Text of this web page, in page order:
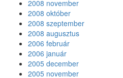
2008 november
2008 október
2008 szeptember
2008 augusztus
2006 február
2006 január
2005 december
2005 november